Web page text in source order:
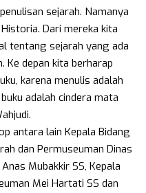
sejarah. Namanya
Dari mereka kita
tentang sejarah yang ada
Ke depan kita berharap
karena menulis adalah
adalah cindera mata
antara lain Kepala Bidang
dan Permuseuman Dinas
Mubakkir SS, Kepala
Mei Hartati SS dan